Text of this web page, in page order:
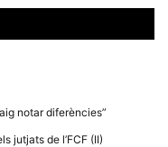
notar diferències”
jutjats de l’FCF (II)